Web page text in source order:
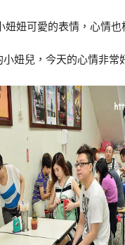
妞可愛的表情，心情也
妞兒，今天的心情非常